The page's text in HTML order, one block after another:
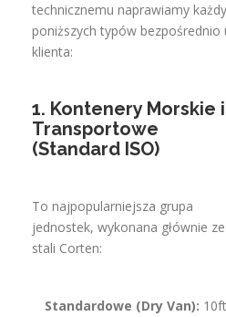
technicznemu naprawiamy
poniższych typów bezpośrednio
klienta:
1. Kontenery Morskie i
Transportowe
(Standard ISO)
To najpopularniejsza grupa
jednostek, wykonana głównie ze
stali Corten:
Standardowe (Dry Van):